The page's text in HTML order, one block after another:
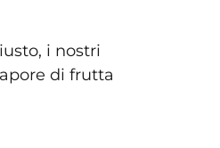
i nostri
di frutta